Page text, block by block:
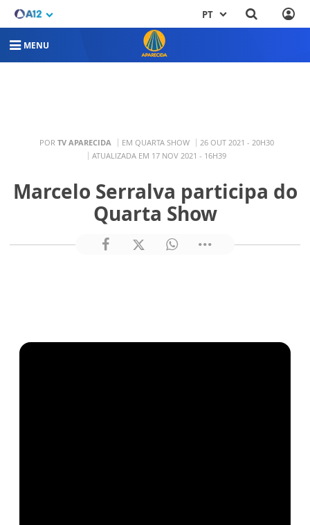
PT
MENU
POR TV APARECIDA EM QUARTA SHOW
26 OUT 2021 - 20H30
ATUALIZADA EM 17 NOV 2021 - 16H39
Marcelo Serralva participa do
Quarta Show